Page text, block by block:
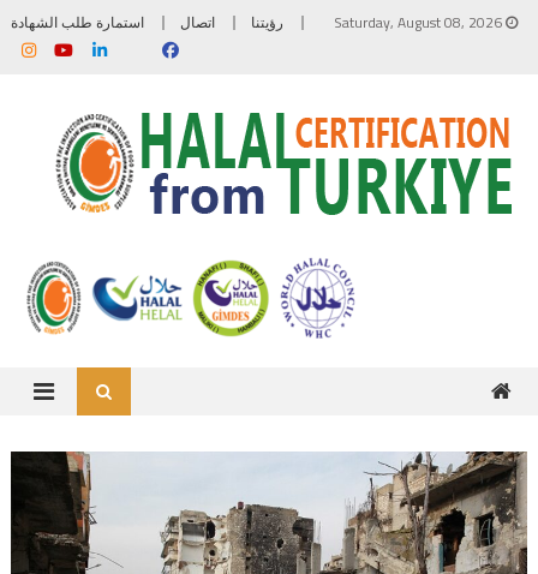
Skip to content
Saturday, August 08, 2026 رؤيتنا اتصال استمارة طلب الشهادة